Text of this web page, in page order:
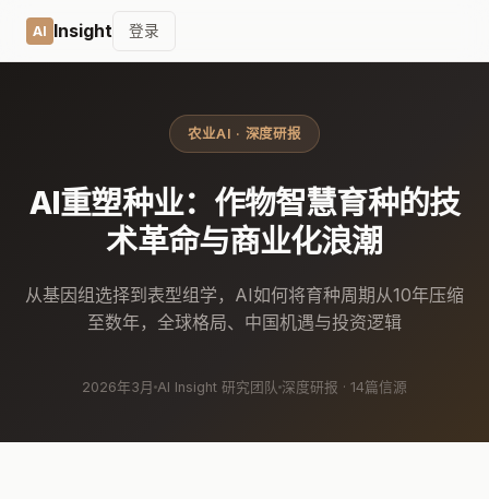
AI Insight 登录
农业AI · 深度研报
AI重塑种业：作物智慧育种的技
术革命与商业化浪潮
从基因组选择到表型组学，AI如何将育种周期从10年压缩
至数年，全球格局、中国机遇与投资逻辑
2026年3月 AI Insight 研究团队 深度研报 · 14篇信源